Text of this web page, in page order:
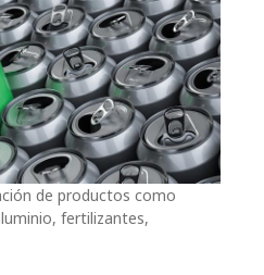
de productos como
fertilizantes,